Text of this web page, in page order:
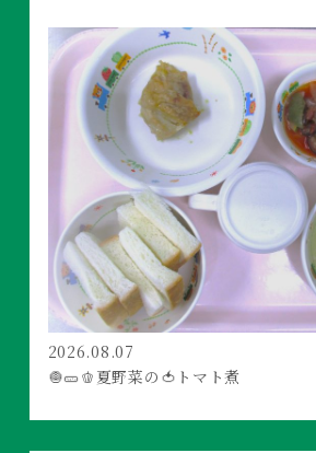
2026.08.07
🧅🥒🫑夏野菜の🍅トマト煮